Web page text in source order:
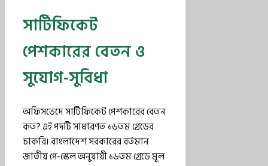
সার্টিফিকেট
পেশকারের বেতন ও
সুযোগ-সুবিধা
অফিসভেদে সার্টিফিকেট পেশকারের বেতন
কত? এই পদটি সাধারণত ১৬তম গ্রেডের
চাকরি। বাংলাদেশ সরকারের বর্তমান
জাতীয় পে-স্কেল অনুযায়ী ১৬তম গ্রেডে মূল